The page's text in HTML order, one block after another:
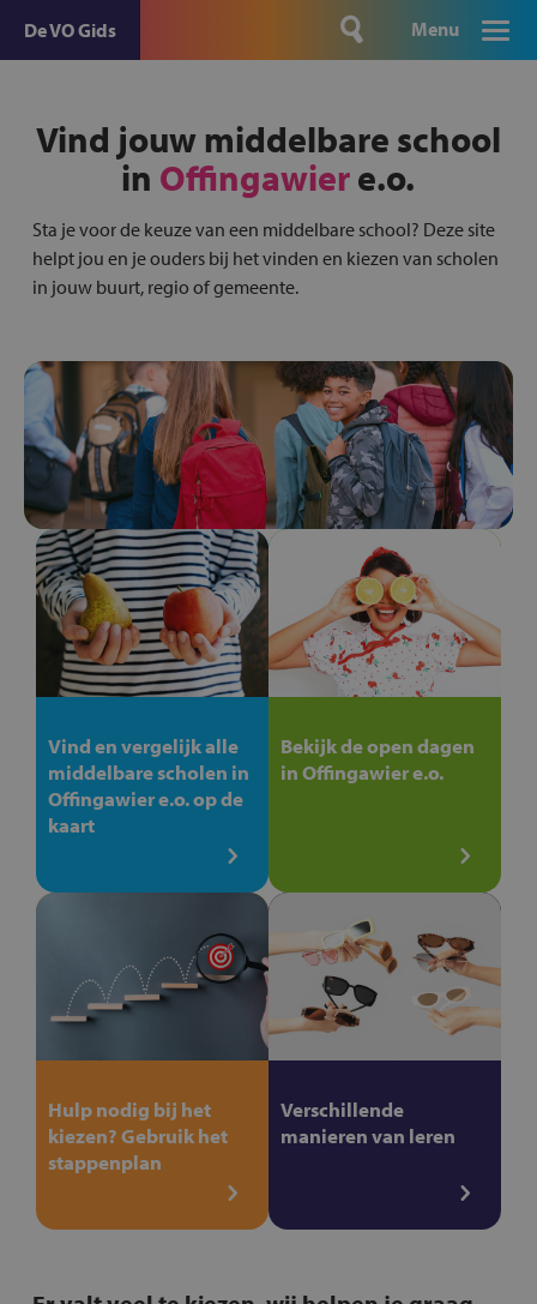
De VO Gids Menu
Vind jouw middelbare school
in Offingawiere.o.
Sta je voor de keuze van een middelbare school? Deze site
helpt jou en je ouders bij het vinden en kiezen van scholen
in jouw buurt, regio of gemeente.
Vind en vergelijk alle
middelbare scholen in
Offingawier e.o. op de
kaart
Bekijk de open dagen
in Offingawier e.o.
Hulp nodig bij het
kiezen? Gebruik het
stappenplan
Verschillende
manieren van leren